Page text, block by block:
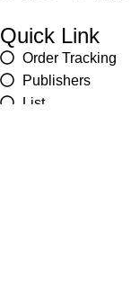
Quick Link
Order Tracking
Publishers
List